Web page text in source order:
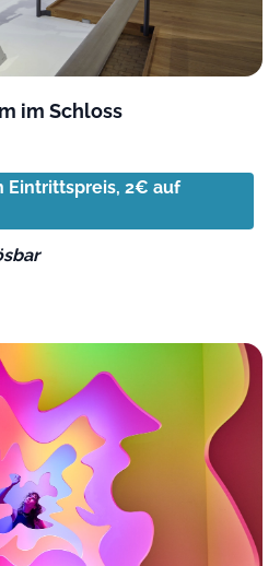
im Schloss
Eintrittspreis, 2€ auf